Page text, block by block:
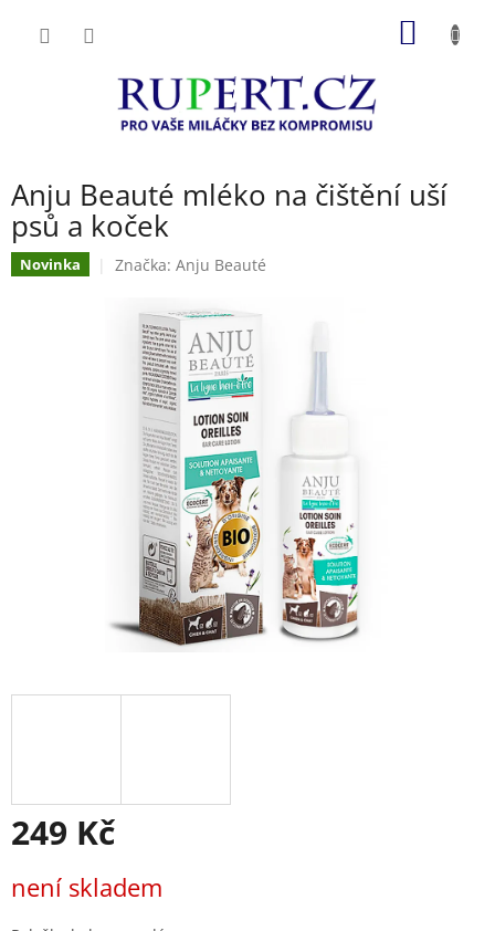
Anju Beauté mléko na čištění uší
psů a koček
Novinka Značka: Anju Beauté
249 Kč
cena:
není skladem